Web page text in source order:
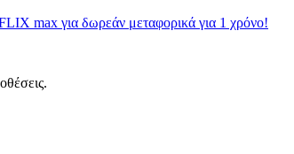
max για δωρεάν μεταφορικά για 1 χρόνο!